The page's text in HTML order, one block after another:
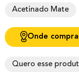
Acetinado Mate
Onde
Quero esse